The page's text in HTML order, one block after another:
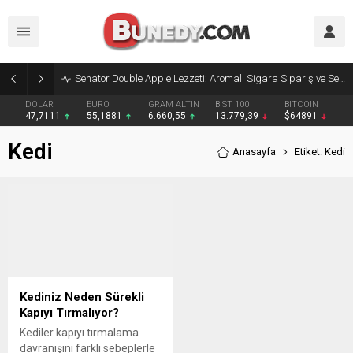
Senator Double Apple Lezzeti: Aromalı Sigara Sipariş ve Senator Sigara Dünyasına Yolculuk
DOLAR
47,7111
EURO
55,1881
GRAM ALTIN
6.660,55
BIST 100
13.779,39
BITCOIN
$64891
Kedi Anasayfa Etiket: Kedi
Kediniz Neden Sürekli
Kapıyı Tırmalıyor?
Kediler kapıyı tırmalama
davranışını farklı sebeplerle